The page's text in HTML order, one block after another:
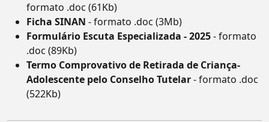
formato .doc (61Kb)
Ficha SINAN - formato .doc (3Mb)
Formulário Escuta Especializada - 2025- formato
.doc (89Kb)
Termo Comprovativo de Retirada de Criança-
Adolescente pelo Conselho Tutelar- formato .doc
(522Kb)